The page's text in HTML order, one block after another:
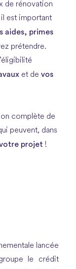
de rénovation
est important
aides, primes
prétendre.
et de vos
complète de
peuvent, dans
projet !
lancée
le crédit